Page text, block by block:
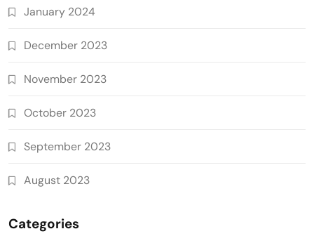
January 2024
December 2023
November 2023
October 2023
September 2023
August 2023
Categories